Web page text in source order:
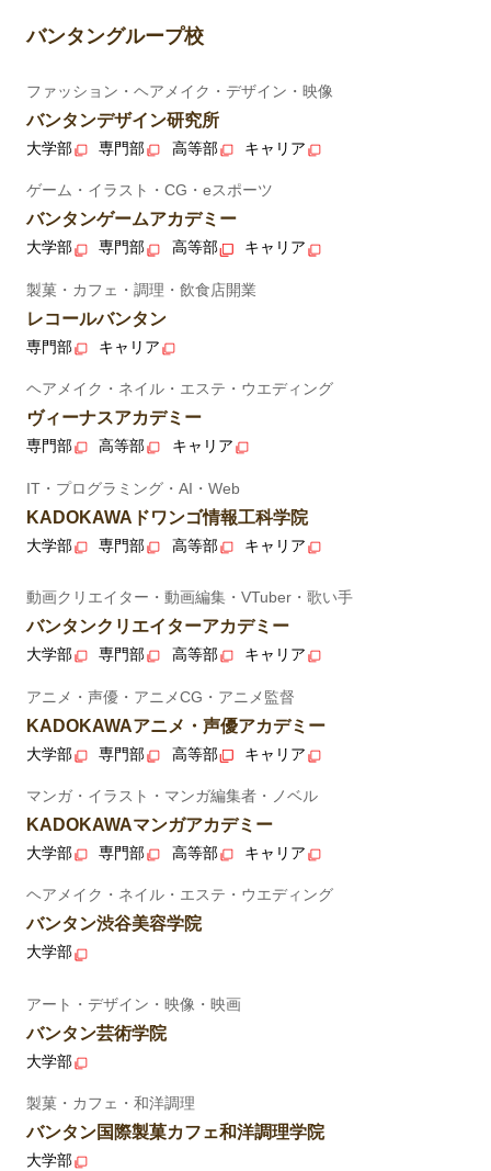
バンタングループ校
ファッション・ヘアメイク・デザイン・映像
バンタンデザイン研究所
大学部 専門部 高等部 キャリア
ゲーム・イラスト・CG・eスポーツ
バンタンゲームアカデミー
大学部 専門部 高等部 キャリア
製菓・カフェ・調理・飲食店開業
レコールバンタン
専門部 キャリア
ヘアメイク・ネイル・エステ・ウエディング
ヴィーナスアカデミー
専門部 高等部 キャリア
IT・プログラミング・AI・Web
KADOKAWAドワンゴ情報工科学院
大学部 専門部 高等部 キャリア
動画クリエイター・動画編集・VTuber・歌い手
バンタンクリエイターアカデミー
大学部 専門部 高等部 キャリア
アニメ・声優・アニメCG・アニメ監督
KADOKAWAアニメ・声優アカデミー
大学部 専門部 高等部 キャリア
マンガ・イラスト・マンガ編集者・ノベル
KADOKAWAマンガアカデミー
大学部 専門部 高等部 キャリア
ヘアメイク・ネイル・エステ・ウエディング
バンタン渋谷美容学院
大学部
アート・デザイン・映像・映画
バンタン芸術学院
大学部
製菓・カフェ・和洋調理
バンタン国際製菓カフェ和洋調理学院
大学部